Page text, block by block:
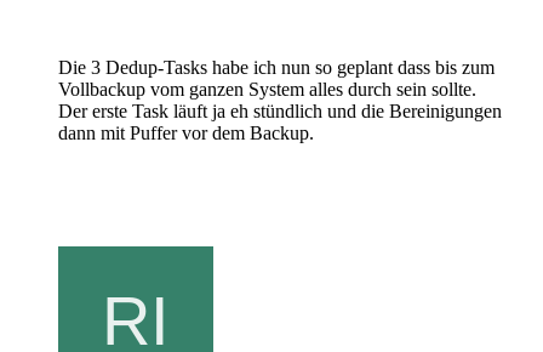
Die 3 Dedup-Tasks habe ich nun so geplant dass bis zum
Vollbackup vom ganzen System alles durch sein sollte.
Der erste Task läuft ja eh stündlich und die Bereinigungen
dann mit Puffer vor dem Backup.